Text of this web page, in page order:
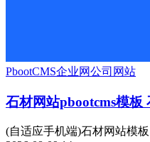
PbootCMS企业网公司网站
石材网站pbootcms模板
(自适应手机端)石材网站模